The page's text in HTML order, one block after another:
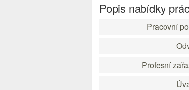
Popis nabídky
Pracovní
Profesní